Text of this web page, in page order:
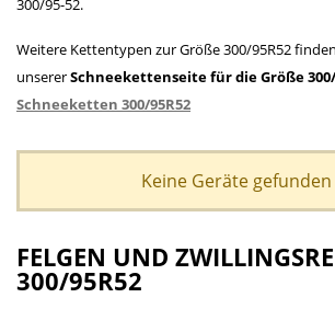
300/95-52.
Weitere Kettentypen zur Größe 300/95R52
unsererSchneekettenseite für die Größe
Schneeketten 300/95R52
Keine Geräte gefunden
FELGEN UND
300/95R52